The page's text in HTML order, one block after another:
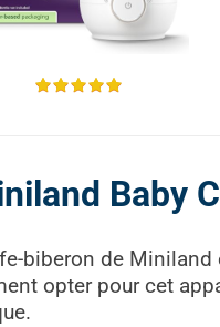
Baby
biberon de
opter pour cet